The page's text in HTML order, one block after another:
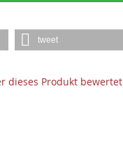
tweet
dieses Produkt bewertet